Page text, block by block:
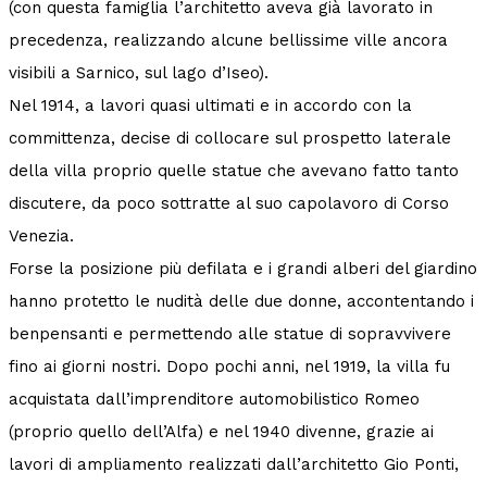
(con questa famiglia l’architetto aveva già lavorato in
precedenza, realizzando alcune bellissime ville ancora
visibili a Sarnico, sul lago d’Iseo).
Nel 1914, a lavori quasi ultimati e in accordo con la
committenza, decise di collocare sul prospetto laterale
della villa proprio quelle statue che avevano fatto tanto
discutere, da poco sottratte al suo capolavoro di Corso
Venezia.
Forse la posizione più defilata e i grandi alberi del giardino
hanno protetto le nudità delle due donne, accontentando i
benpensanti e permettendo alle statue di sopravvivere
fino ai giorni nostri. Dopo pochi anni, nel 1919, la villa fu
acquistata dall’imprenditore automobilistico Romeo
(proprio quello dell’Alfa) e nel 1940 divenne, grazie ai
lavori di ampliamento realizzati dall’architetto Gio Ponti,